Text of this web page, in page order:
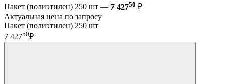
Пакет (полиэтилен) 250 шт — 7 42750 ₽
Актуальная цена по запросу
Пакет (полиэтилен) 250 шт
7 42750₽